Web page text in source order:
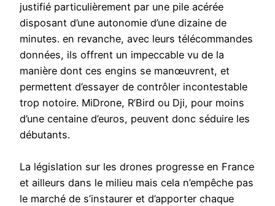
justifié particulièrement par une pile acérée
disposant d’une autonomie d’une dizaine de
minutes. en revanche, avec leurs télécommandes
données, ils offrent un impeccable vu de la
manière dont ces engins se manœuvrent, et
permettent d’essayer de contrôler incontestable
trop notoire. MiDrone, R’Bird ou Dji, pour moins
d’une centaine d’euros, peuvent donc séduire les
débutants.
La législation sur les drones progresse en France
et ailleurs dans le milieu mais cela n’empêche pas
le marché de s’instaurer et d’apporter chaque